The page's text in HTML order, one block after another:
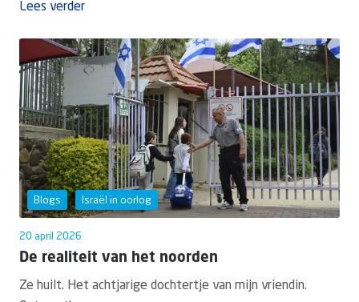
Lees verder
Blogs Israël in oorlog
20 april 2026
De realiteit van het noorden
Ze huilt. Het achtjarige dochtertje van mijn vriendin.